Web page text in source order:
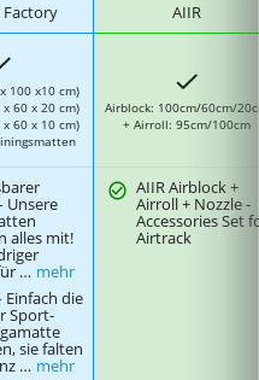
Factory AIIR
100 x10 cm)
60 x 20 cm)
60 x 10 cm)
Airblock: 100cm/60cm/
+ Airroll: 95cm/100cm
Unsere
alles mit!
… mehr
Einfach die
Sport-
sie falten
… mehr
AIIR Airblock +
Airroll + Nozzle -
Accessories Set
Airtrack